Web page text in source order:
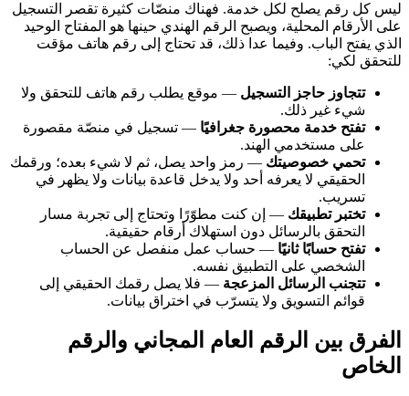
ليس كل رقم يصلح لكل خدمة. فهناك منصّات كثيرة تقصر التسجيل
على الأرقام المحلية، ويصبح الرقم الهندي حينها هو المفتاح الوحيد
الذي يفتح الباب. وفيما عدا ذلك، قد تحتاج إلى رقم هاتف مؤقت
للتحقق لكي:
تتجاوز حاجز التسجيل — موقع يطلب رقم هاتف للتحقق ولا
شيء غير ذلك.
تفتح خدمة محصورة جغرافيًا — تسجيل في منصّة مقصورة
على مستخدمي الهند.
تحمي خصوصيتك — رمز واحد يصل، ثم لا شيء بعده؛ ورقمك
الحقيقي لا يعرفه أحد ولا يدخل قاعدة بيانات ولا يظهر في
تسريب.
تختبر تطبيقك — إن كنت مطوّرًا وتحتاج إلى تجربة مسار
التحقق بالرسائل دون استهلاك أرقام حقيقية.
تفتح حسابًا ثانيًا — حساب عمل منفصل عن الحساب
الشخصي على التطبيق نفسه.
تتجنب الرسائل المزعجة — فلا يصل رقمك الحقيقي إلى
قوائم التسويق ولا يتسرّب في اختراق بيانات.
الفرق بين الرقم العام المجاني والرقم
الخاص